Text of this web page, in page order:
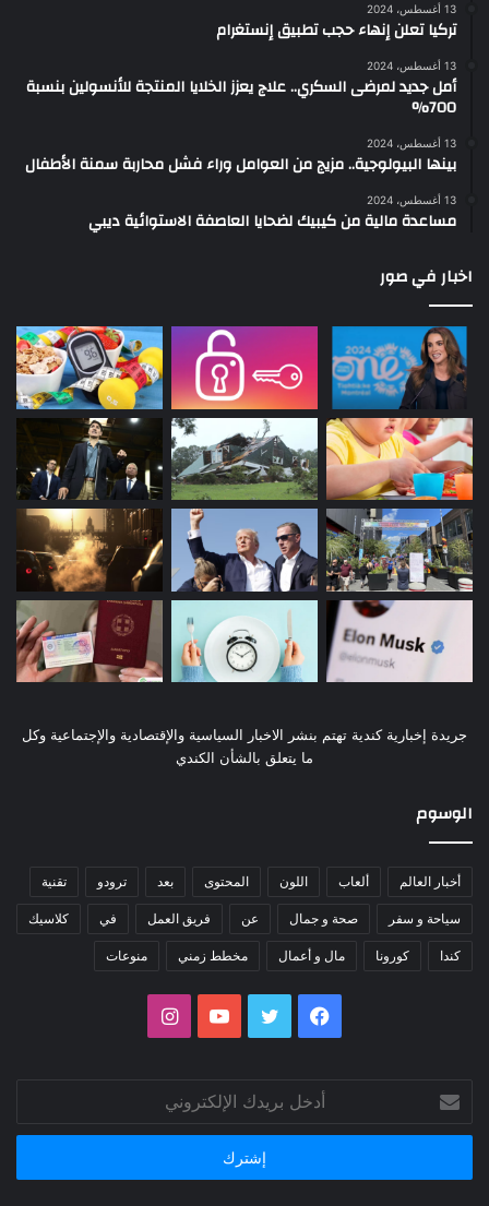
13 أغسطس، 2024
تركيا تعلن إنهاء حجب تطبيق إنستغرام
13 أغسطس، 2024
أمل جديد لمرضى السكري.. علاج يعزز الخلايا المنتجة للأنسولين بنسبة
700%
13 أغسطس، 2024
بينها البيولوجية.. مزيج من العوامل وراء فشل محاربة سمنة الأطفال
13 أغسطس، 2024
مساعدة مالية من كيبيك لضحايا العاصفة الاستوائية ديبي
اخبار في صور
جريدة إخبارية كندية تهتم بنشر الاخبار السياسية والإقتصادية والإجتماعية وكل
ما يتعلق بالشأن الكندي
الوسوم
أخبار العالم ألعاب اللون المحتوى بعد ترودو تقنية
سياحة و سفر صحة و جمال عن فريق العمل في كلاسيك
كندا كورونا مال و أعمال مخطط زمني منوعات
فيسبوك تويتر يوتيوبانستقرام
بريدك
الإلكتروني